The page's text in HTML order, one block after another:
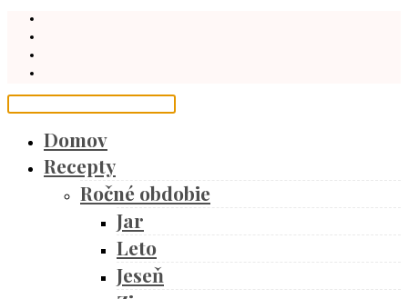
Domov
Recepty
Ročné obdobie
Jar
Leto
Jeseň